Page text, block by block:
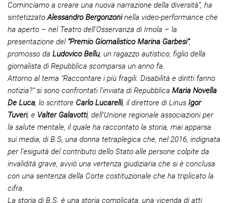
Cominciamo a creare una nuova narrazione della diversità”, ha
sintetizzatoAlessandro Bergonzoninella video-performance che
ha aperto – nel Teatro dell’Osservanza di Imola – la
presentazione del “Premio Giornalistico Marina Garbesi”,
promosso da Ludovico Bellu, un ragazzo autistico, figlio della
giornalista di Repubblica scomparsa un anno fa.
Attorno al tema “Raccontare i più fragili. Disabilità e diritti fanno
notizia?” si sono confrontati l’inviata di Repubblica Maria Novella
De Luca, lo scrittore Carlo Lucarelli, il direttore di Linus Igor
Tuveri, e Valter Galavotti, dell’Unione regionale associazioni per
la salute mentale, il quale ha raccontato la storia, mai apparsa
sui media, di B.S, una donna tetraplegica che, nel 2016, indignata
per l’esiguità del contributo dello Stato alle persone colpite da
invalidità grave, avviò una vertenza giudiziaria che si è conclusa
con una sentenza della Corte costituzionale che ha triplicato la
cifra.
La storia di B.S. è una storia complicata, una vicenda di atti